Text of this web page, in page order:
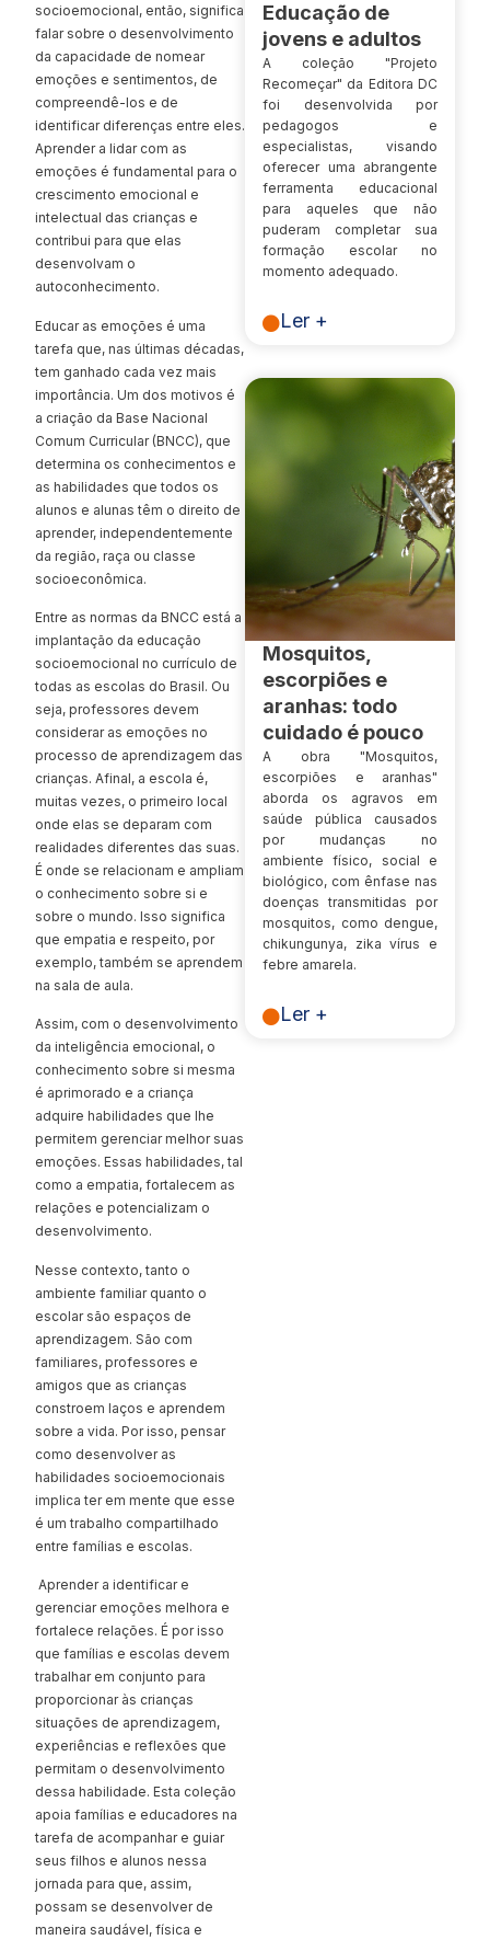
socioemocional, então, significa
falar sobre o desenvolvimento
da capacidade de nomear
emoções e sentimentos, de
compreendê-los e de
identificar diferenças entre eles.
Aprender a lidar com as
emoções é fundamental para o
crescimento emocional e
intelectual das crianças e
contribui para que elas
desenvolvam o
autoconhecimento.
Educar as emoções é uma
tarefa que, nas últimas décadas,
tem ganhado cada vez mais
importância. Um dos motivos é
a criação da Base Nacional
Comum Curricular (BNCC), que
determina os conhecimentos e
as habilidades que todos os
alunos e alunas têm o direito de
aprender, independentemente
da região, raça ou classe
socioeconômica.
Entre as normas da BNCC está a
implantação da educação
socioemocional no currículo de
todas as escolas do Brasil. Ou
seja, professores devem
considerar as emoções no
processo de aprendizagem das
crianças. Afinal, a escola é,
muitas vezes, o primeiro local
onde elas se deparam com
realidades diferentes das suas.
É onde se relacionam e ampliam
o conhecimento sobre si e
sobre o mundo. Isso significa
que empatia e respeito, por
exemplo, também se aprendem
na sala de aula.
Assim, com o desenvolvimento
da inteligência emocional, o
conhecimento sobre si mesma
é aprimorado e a criança
adquire habilidades que lhe
permitem gerenciar melhor suas
emoções. Essas habilidades, tal
como a empatia, fortalecem as
relações e potencializam o
desenvolvimento.
Nesse contexto, tanto o
ambiente familiar quanto o
escolar são espaços de
aprendizagem. São com
familiares, professores e
amigos que as crianças
constroem laços e aprendem
sobre a vida. Por isso, pensar
como desenvolver as
habilidades socioemocionais
implica ter em mente que esse
é um trabalho compartilhado
entre famílias e escolas.
Aprender a identificar e
gerenciar emoções melhora e
fortalece relações. É por isso
que famílias e escolas devem
trabalhar em conjunto para
proporcionar às crianças
situações de aprendizagem,
experiências e reflexões que
permitam o desenvolvimento
dessa habilidade. Esta coleção
apoia famílias e educadores na
tarefa de acompanhar e guiar
seus filhos e alunos nessa
jornada para que, assim,
possam se desenvolver de
maneira saudável, física e
Educação de
jovens e adultos
A coleção "Projeto
Recomeçar" da Editora DC
foi desenvolvida por
pedagogos e
especialistas, visando
oferecer uma abrangente
ferramenta educacional
para aqueles que não
puderam completar sua
formação escolar no
momento adequado.
Ler +
Mosquitos,
escorpiões e
aranhas: todo
cuidado é pouco
A obra "Mosquitos,
escorpiões e aranhas"
aborda os agravos em
saúde pública causados
por mudanças no
ambiente físico, social e
biológico, com ênfase nas
doenças transmitidas por
mosquitos, como dengue,
chikungunya, zika vírus e
febre amarela.
Ler +